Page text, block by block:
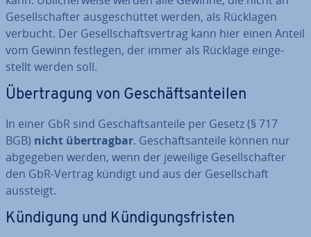
Ge­sell­schaf­ter aus­ge­schüt­tet werden, als Rücklagen
verbucht. Der Ge­sell­schafts­ver­trag kann hier einen Anteil
vom Gewinn festlegen, der immer als Rücklage ein­ge­
stellt werden soll.
Über­tra­gung von Ge­schäfts­an­tei­len
In einer GbR sind Ge­schäfts­an­tei­le per Gesetz (§ 717
BGB) nicht über­trag­bar. Ge­schäfts­an­tei­le können nur
abgegeben werden, wenn der jeweilige Ge­sell­schaf­ter
den GbR-Vertrag kündigt und aus der Ge­sell­schaft
aussteigt.
Kündigung und Kün­di­gungs­fris­ten